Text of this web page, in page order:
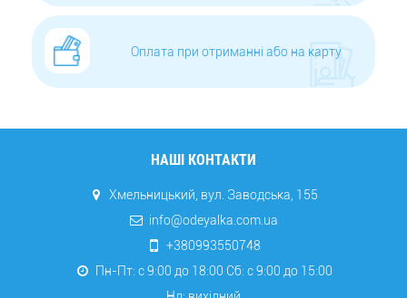
Оплата при отриманні або на карту
НАШІ КОНТАКТИ
Хмельницький, вул. Заводська, 155
info@odeyalka.com.ua
+380993550748
Пн-Пт: с 9:00 до 18:00 Сб: c 9:00 до 15:00